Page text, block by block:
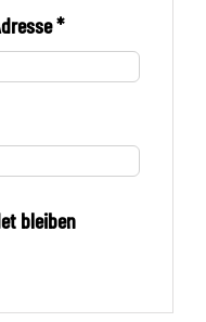
*
bleiben